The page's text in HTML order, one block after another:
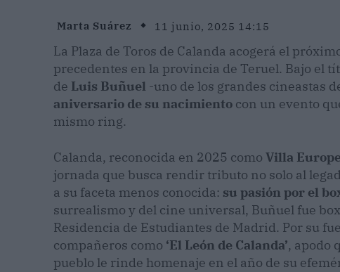
Marta Suárez 11 junio, 2025 14:15
La Plaza de Toros de Calanda acogerá el
precedentes en la provincia de Teruel. Bajo el
de Luis Buñuel -uno de los grandes cineastas
aniversario de su nacimiento con un evento
mismo ring.
Calanda, reconocida en 2025 como Villa
jornada que busca rendir tributo no solo al
a su faceta menos conocida: su pasión por el
surrealismo y del cine universal, Buñuel fue
Residencia de Estudiantes de Madrid. Por su
compañeros como ‘El León de Calanda’, apodo
pueblo le rinde homenaje en el año de su